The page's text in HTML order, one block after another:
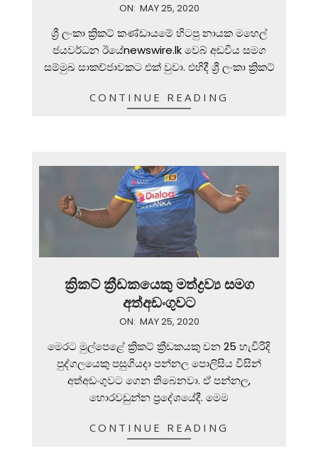
ON: MAY 25, 2020
ශ්‍රී ලංකා ක්‍රිකට් කණ්ඩායමේ හිටපු නායක මහෙල්
ජයවර්ධන ඊයේnewswire.lk වෙබ් අඩවිය සමග
සම්මුඛ සාකච්ජාවකට එක් වුවා. එහිදී ශ්‍රී ලංකා ක්‍රිකට්
CONTINUE READING
ක්‍රිකට් ක්‍රීඩකයෙකු මත්ද්‍රව්‍ය සමග
අත්අඩංගුවට
25
ON: MAY 25, 2020
මෙරට මුල්පෙළේ ක්‍රිකට් ක්‍රීඩකයකු වන 25 හැවිරිදි
පුද්ගලයෙකු පසුගියදා පන්නල පොලිසිය විසින්
අත්අඩංගුවට ගෙන තිබෙනවා. ඒ පන්නල,
හොරවඩුන්න ප්‍රදේශයේදී. මෙම
CONTINUE READING